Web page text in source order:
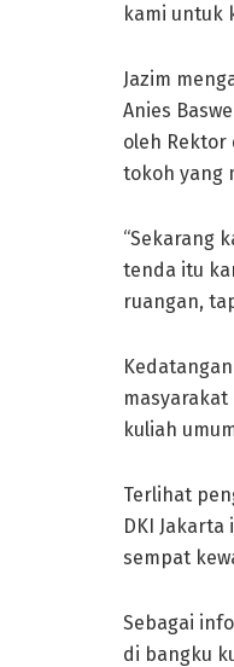
kami untuk
Jazim
Anies
oleh Rektor
tokoh yang
“Sekarang
tenda itu
ruangan,
kuliah
Terlihat
DKI
sempat
Sebagai
di bangku